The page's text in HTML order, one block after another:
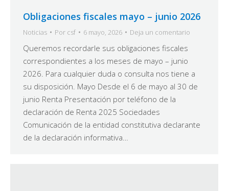
Obligaciones fiscales mayo – junio 2026
Noticias Por csf 6 mayo, 2026 Deja un comentario
Queremos recordarle sus obligaciones fiscales
correspondientes a los meses de mayo – junio
2026. Para cualquier duda o consulta nos tiene a
su disposición. Mayo Desde el 6 de mayo al 30 de
junio Renta Presentación por teléfono de la
declaración de Renta 2025 Sociedades
Comunicación de la entidad constitutiva declarante
de la declaración informativa…